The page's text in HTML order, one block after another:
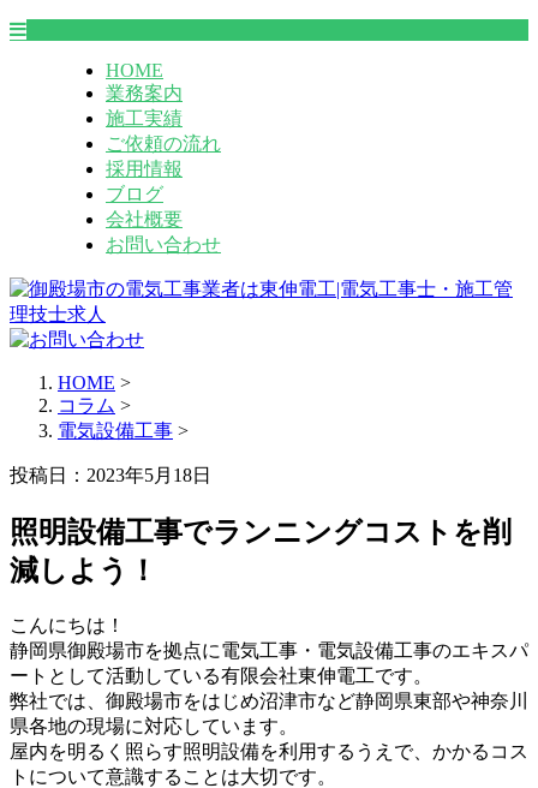
HOME
業務案内
施工実績
ご依頼の流れ
採用情報
ブログ
会社概要
お問い合わせ
HOME >
コラム >
電気設備工事 >
投稿日：2023年5月18日
照明設備工事でランニングコストを削
減しよう！
こんにちは！
静岡県御殿場市を拠点に電気工事・電気設備工事のエキスパ
ートとして活動している有限会社東伸電工です。
弊社では、御殿場市をはじめ沼津市など静岡県東部や神奈川
県各地の現場に対応しています。
屋内を明るく照らす照明設備を利用するうえで、かかるコス
トについて意識することは大切です。